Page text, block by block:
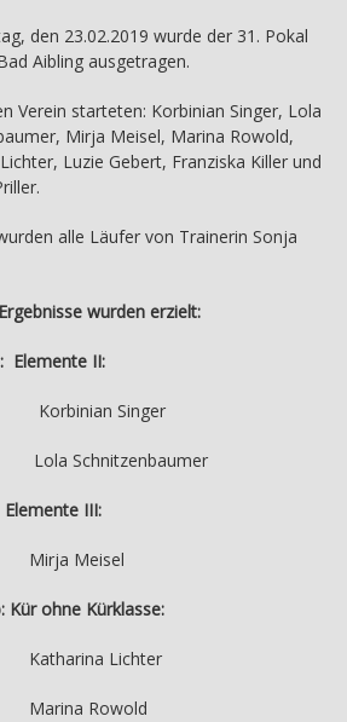
den 23.02.2019 wurde der 31. Pokal
Aibling ausgetragen.
Verein starteten: Korbinian Singer, Lola
Mirja Meisel, Marina Rowold,
Luzie Gebert, Franziska Killer und
alle Läufer von Trainerin Sonja
wurden erzielt:
Elemente II:
Korbinian Singer
Schnitzenbaumer
III:
Mirja Meisel
Kür ohne Kürklasse:
Lichter
Rowold